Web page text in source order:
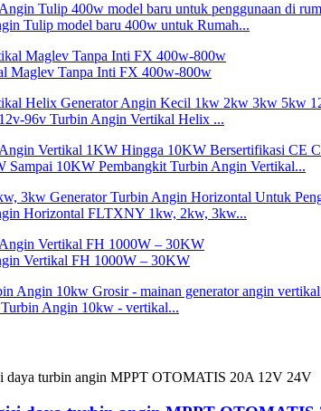
Tulip model baru 400w untuk Rumah...
Maglev Tanpa Inti FX 400w-800w
96v Turbin Angin Vertikal Helix ...
Sampai 10KW Pembangkit Turbin Angin Vertikal...
Horizontal FLTXNY 1kw, 2kw, 3kw...
Vertikal FH 1000W – 30KW
Angin 10kw - vertikal...